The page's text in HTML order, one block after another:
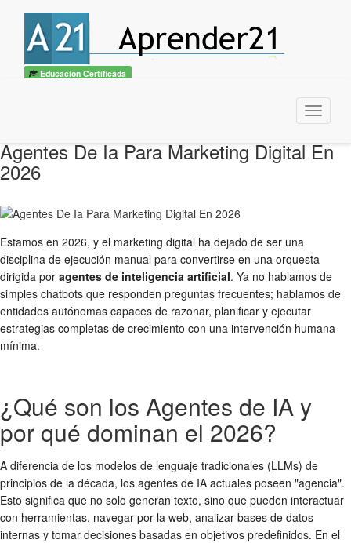
Educación Certificada
Menu
Agentes De Ia Para Marketing Digital En
2026
Estamos en 2026, y el marketing digital ha dejado de ser una
disciplina de ejecución manual para convertirse en una orquesta
dirigida por agentes de inteligencia artificial. Ya no hablamos de
simples chatbots que responden preguntas frecuentes; hablamos de
entidades autónomas capaces de razonar, planificar y ejecutar
estrategias completas de crecimiento con una intervención humana
mínima.
¿Qué son los Agentes de IA y
por qué dominan el 2026?
A diferencia de los modelos de lenguaje tradicionales (LLMs) de
principios de la década, los agentes de IA actuales poseen "agencia".
Esto significa que no solo generan texto, sino que pueden interactuar
con herramientas, navegar por la web, analizar bases de datos
internas y tomar decisiones basadas en objetivos predefinidos. En el